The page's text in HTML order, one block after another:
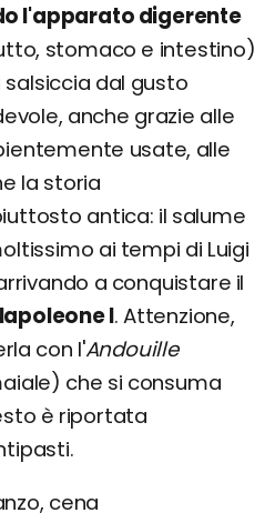
l'apparato digerente
stomaco e intestino)
dal gusto
anche grazie alle
usate, alle
la storia
antica: il salume
ai tempi di Luigi
a conquistare il
I. Attenzione,
con l'Andouille
che si consuma
è riportata
cena